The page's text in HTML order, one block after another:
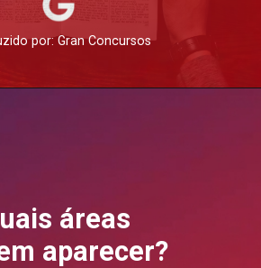
por: Gran Concursos
áreas
aparecer?